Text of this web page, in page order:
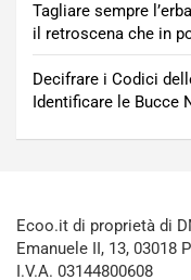
Tagliare sempre
il retroscena che in
Decifrare i Codici
Identificare le Bucce
Ecoo.it di proprietà di
Emanuele II, 13, 03018
I.V.A. 03144800608